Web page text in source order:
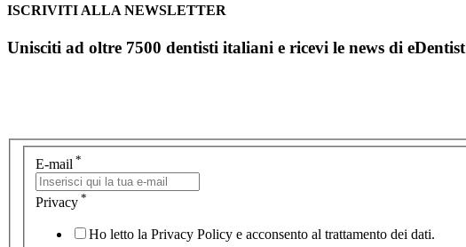
ISCRIVITI ALLA NEWSLETTER
Unisciti ad oltre 7500 dentisti italiani e ricevi le news di eDentist
E-mail *
Privacy *
Ho letto la Privacy Policy e acconsento al trattamento dei dati.